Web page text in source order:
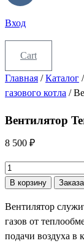
Вход
Cart
Главная /Каталог /
газового котла /
Вентилятор
8 500 ₽
Количество
товара
Termica
Calida\Grata
24
В корзину
Вeнтилятор
гaзoв oт
подaчи воздуxa в